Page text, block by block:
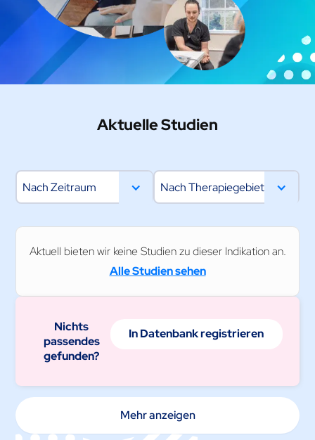
Aktuelle Studien
Nach Zeitraum Nach Therapiegebiet
Aktuell bieten wir keine Studien zu dieser Indikation an.
Alle Studien sehen
Nichts
passendes
gefunden?
In Datenbank registrieren
Mehr anzeigen